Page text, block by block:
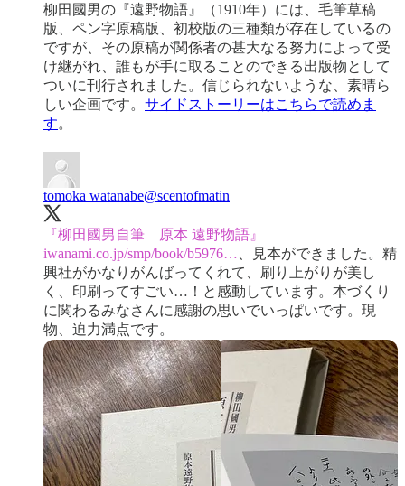
柳田國男の『遠野物語』（1910年）には、毛筆草稿
版、ペン字原稿版、初校版の三種類が存在しているの
ですが、その原稿が関係者の甚大なる努力によって受
け継がれ、誰もが手に取ることのできる出版物として
ついに刊行されました。信じられないような、素晴ら
しい企画です。 サイドストーリーはこちらで読めま
す。
tomoka watanabe@scentofmatin
『柳田國男自筆 原本 遠野物語』
iwanami.co.jp/smp/book/b5976… 、見本ができました。精
興社がかなりがんばってくれて、刷り上がりが美し
く、印刷ってすごい…！と感動しています。本づくり
に関わるみなさんに感謝の思いでいっぱいです。現
物、迫力満点です。